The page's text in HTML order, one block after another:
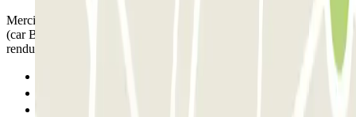
Merci à Wendy de BlueValet qui nous a dépanné en urgence à l'aller
(car BlueValet n'avait pas eu l'information par Parclick !) et qui a
rendu la voiture au retour